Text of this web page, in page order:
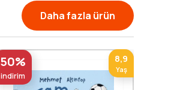
Daha fazla ürün
50%
indirim
8,9
Yaş